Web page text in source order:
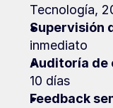
Tecnología,
Supervisión
inmediato
Auditoría de
10 días
Feedback